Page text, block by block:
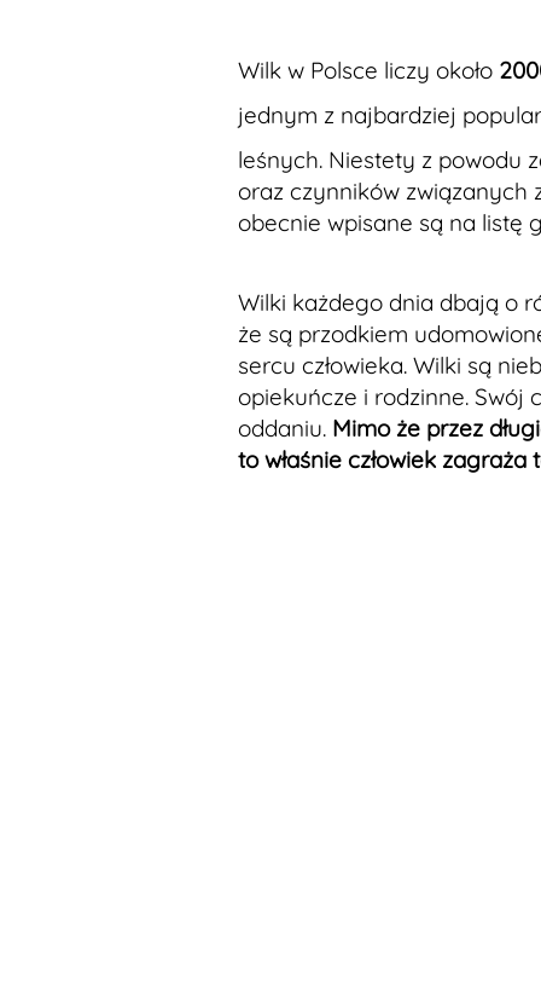
Wilk w Polsce liczy około
jednym z najbardziej
leśnych. Niestety z powodu
oraz czynników związanych
obecnie wpisane są na listę
Wilki każdego dnia dbają o
że są przodkiem
sercu człowieka. Wilki są
opiekuńcze i rodzinne. Swój
oddaniu. Mimo że przez
to właśnie człowiek